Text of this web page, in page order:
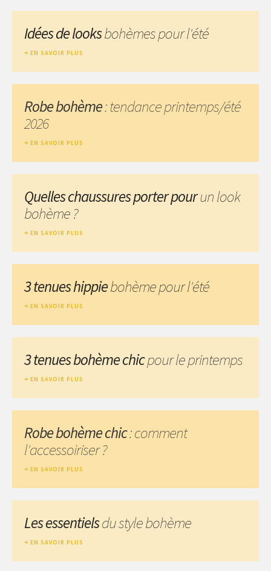
Idées de looksbohèmes pour l'été
EN SAVOIR PLUS
Robe bohème: tendance printemps/été
2026
EN SAVOIR PLUS
Quelles chaussures porter pourun look
bohème ?
EN SAVOIR PLUS
3 tenues hippiebohème pour l'été
EN SAVOIR PLUS
3 tenues bohème chicpour le printemps
EN SAVOIR PLUS
Robe bohème chic: comment
l'accessoiriser ?
EN SAVOIR PLUS
Les essentielsdu style bohème
EN SAVOIR PLUS